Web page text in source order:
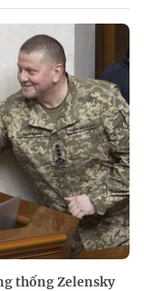
thống Zelensky